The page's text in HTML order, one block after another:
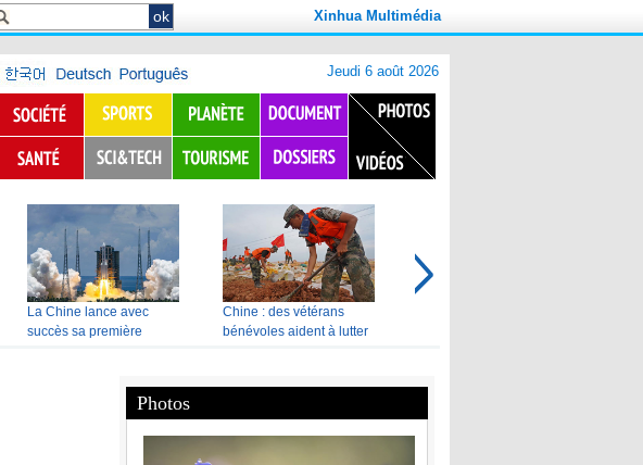
Xinhua Multimédia